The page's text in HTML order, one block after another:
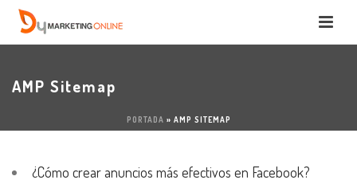
AMP Sitemap
PORTADA » AMP SITEMAP
¿Cómo crear anuncios más efectivos en Facebook?